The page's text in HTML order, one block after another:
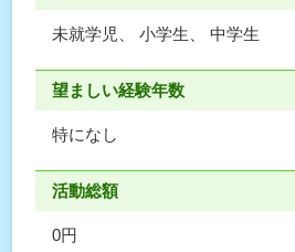
未就学児、 小学生、 中学生
望ましい経験年数
特になし
活動総額
0円